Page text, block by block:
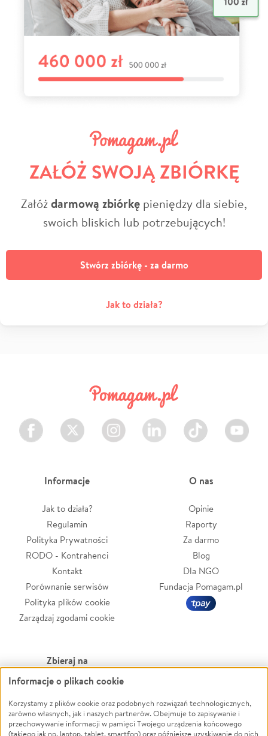
ZAŁÓŻ SWOJĄ ZBIÓRKĘ
Załóżdarmową zbiórkę pieniędzy dla siebie,
swoich bliskich lub potrzebujących!
Stwórz zbiórkę - za darmo
Jak to działa?
Facebook Twitter Instagram LinkedIn TikTok Youtube
Informacje
Jak to działa?
Regulamin
Polityka Prywatności
RODO - Kontrahenci
Kontakt
Porównanie serwisów
Polityka plików cookie
Zarządzaj zgodami cookie
O nas
Opinie
Raporty
Za darmo
Blog
Dla NGO
Fundacja Pomagam.pl
Zbieraj na
Leczenie
Zwierzęta
Pożar
Powódź
Wichura
Informacje o plikach cookie
Korzystamy z plików cookie oraz podobnych rozwiązań technologicznych,
zarówno własnych, jak i naszych partnerów. Obejmuje to zapisywanie i
przechowywanie informacji w pamięci Twojego urządzenia końcowego